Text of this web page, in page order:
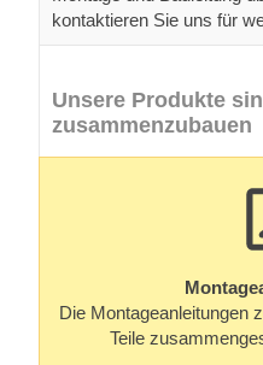
kontaktieren Sie uns für
Unsere Produkte
zusammenzubauen
Die Montageanleitungen
Teile